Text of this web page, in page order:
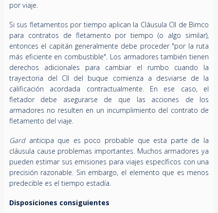
por viaje.
Si sus fletamentos por tiempo aplican la Cláusula CII de Bimco
para contratos de fletamento por tiempo (o algo similar),
entonces el capitán generalmente debe proceder "por la ruta
más eficiente en combustible". Los armadores también tienen
derechos adicionales para cambiar el rumbo cuando la
trayectoria del CII del buque comienza a desviarse de la
calificación acordada contractualmente. En ese caso, el
fletador debe asegurarse de que las acciones de los
armadores no resulten en un incumplimiento del contrato de
fletamento del viaje.
Gardanticipa que es poco probable que esta parte de la
cláusula cause problemas importantes. Muchos armadores ya
pueden estimar sus emisiones para viajes específicos con una
precisión razonable. Sin embargo, el elemento que es menos
predecible es el tiempo estadía.
Disposiciones consiguientes